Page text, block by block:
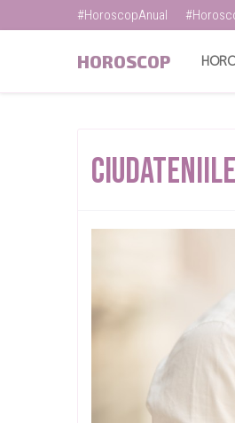
#HoroscopAnual
HOROSCOP